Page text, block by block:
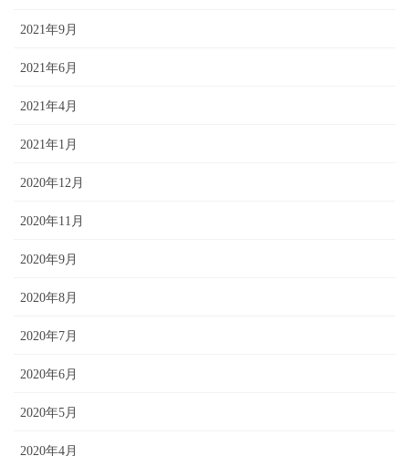
2021年9月
2021年6月
2021年4月
2021年1月
2020年12月
2020年11月
2020年9月
2020年8月
2020年7月
2020年6月
2020年5月
2020年4月